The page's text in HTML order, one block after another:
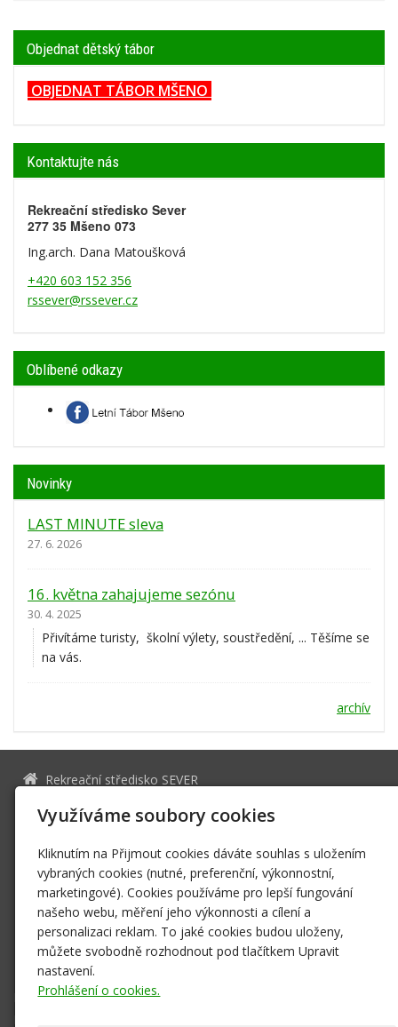
Objednat dětský tábor
OBJEDNAT TÁBOR MŠENO
Kontaktujte nás
Rekreační středisko Sever
277 35 Mšeno 073
Ing.arch. Dana Matoušková
+420 603 152 356
rssever@rssever.cz
Oblíbené odkazy
Novinky
LAST MINUTE sleva
27. 6. 2026
16. května zahajujeme sezónu
30. 4. 2025
Přivítáme turisty, školní výlety, soustředění, ... Těšíme se
na vás.
archív
Rekreační středisko SEVER
12051161
CZ5653222333
rssever@rssever.cz
www.rssever.cz
+420 603 152 356
Facebook
369330480/0300
Dětské tábory
Využíváme soubory cookies
Kliknutím na Přijmout cookies dáváte souhlas s uložením
vybraných cookies (nutné, preferenční, výkonnostní,
marketingové). Cookies používáme pro lepší fungování
našeho webu, měření jeho výkonnosti a cílení a
personalizaci reklam. To jaké cookies budou uloženy,
můžete svobodně rozhodnout pod tlačítkem Upravit
nastavení.
Prohlášení o cookies.